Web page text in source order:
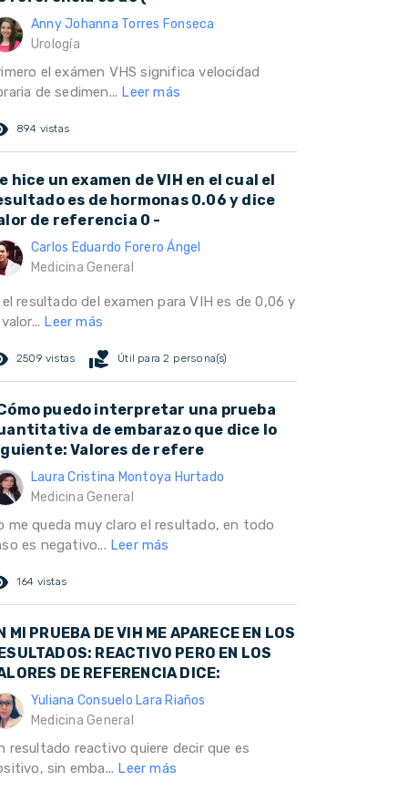
Anny Johanna Torres Fonseca
Urología
el exámen VHS significa velocidad
de sedimen... Leer más
894 vistas
hice un examen de VIH en el cual el
es de hormonas 0.06 y dice
de referencia 0 -
Carlos Eduardo Forero Ángel
Medicina General
el resultado del examen para VIH es de 0,06 y
Leer más
2509 vistas volunteer_activism Útil para 2 persona(s)
puedo interpretar una prueba
de embarazo que dice lo
Valores de refere
Laura Cristina Montoya Hurtado
Medicina General
me queda muy claro el resultado, en todo
es negativo... Leer más
164 vistas
MI PRUEBA DE VIH ME APARECE EN LOS
REACTIVO PERO EN LOS
DE REFERENCIA DICE:
Yuliana Consuelo Lara Riaños
Medicina General
resultado reactivo quiere decir que es
sin emba... Leer más